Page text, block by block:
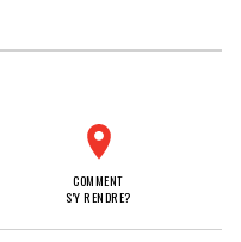
COMMENT
S'Y RENDRE?